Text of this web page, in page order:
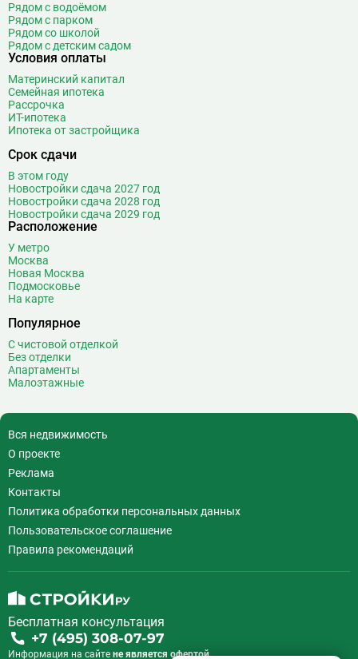
Рядом с водоёмом
Рядом с парком
Рядом со школой
Рядом с детским садом
Условия оплаты
Материнский капитал
Семейная ипотека
Рассрочка
ИТ-ипотека
Ипотека от застройщика
Срок сдачи
В этом году
Новостройки сдача 2027 год
Новостройки сдача 2028 год
Новостройки сдача 2029 год
Расположение
У метро
Москва
Новая Москва
Подмосковье
На карте
Популярное
С чистовой отделкой
Без отделки
Апартаменты
Малоэтажные
Вся недвижимость
О проекте
Реклама
Контакты
Политика обработки персональных данных
Пользовательское соглашение
Правила рекомендаций
Бесплатная консультация
+7 (495) 308-07-97
Информация на сайте не является офертой.